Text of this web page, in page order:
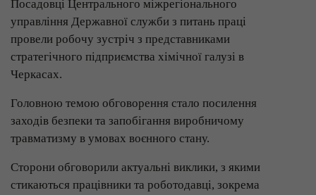
Посадовці Центрального міжрегіонального
управління Державної служби з питань праці
провели робочу зустріч з представниками
стратегічного підприємства хімічної галузі в
Черкасах.
Головною темою обговорення стало посилення
заходів безпеки та запобігання виробничому
травматизму в умовах воєнного стану.
Сторони обговорили актуальні виклики, з якими
стикаються працівники та роботодавці, зокрема